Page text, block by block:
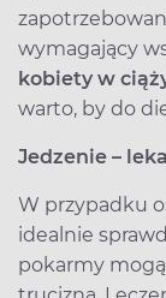
wymagający
kobiety w
warto, by do
Jedzenie –
W przypadku
idealnie
pokarmy